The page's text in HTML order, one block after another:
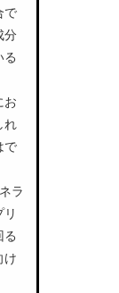
で
分
る
お
れ
で
ラ
る
け